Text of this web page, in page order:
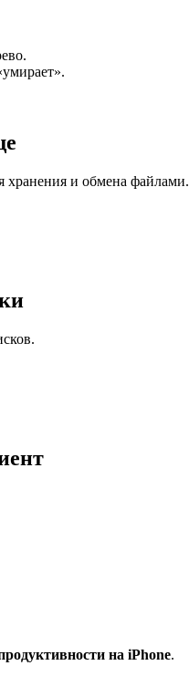
хранения и обмена файлами.
на iPhone.